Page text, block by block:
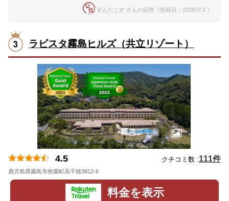
ずんたこす さんの回答（投稿日：2026/7/ 2 ）
ラビスタ霧島ヒルズ（共立リゾート）
4.5 クチコミ数 :111件
鹿児島県霧島市牧園町高千穂3812-6
料金を表示